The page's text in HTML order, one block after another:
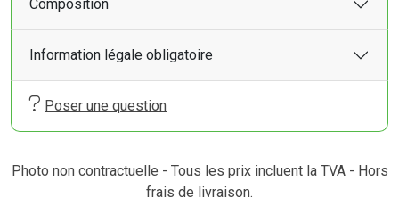
Composition
Information légale obligatoire
Poser une question
Photo non contractuelle - Tous les prix incluent la TVA - Hors
frais de livraison.